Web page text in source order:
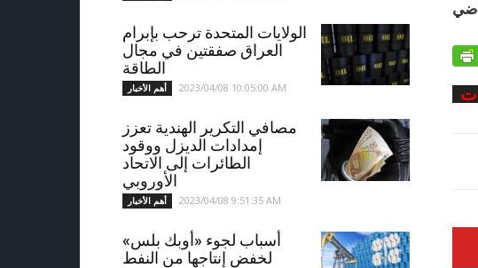
الولايات المتحدة ترحب بإبرام
العراق صفقتين في مجال
الطاقة
أهم الأخبار 2023/04/08 10:05:00 AM
مصافي التكرير الهندية تعزز
إمدادات الديزل ووقود
الطائرات إلى الاتحاد
الأوروبي
أهم الأخبار 2023/04/08 9:51:35 AM
أسباب لجوء «أوبك بلس»
لخفض إنتاجها من النفط